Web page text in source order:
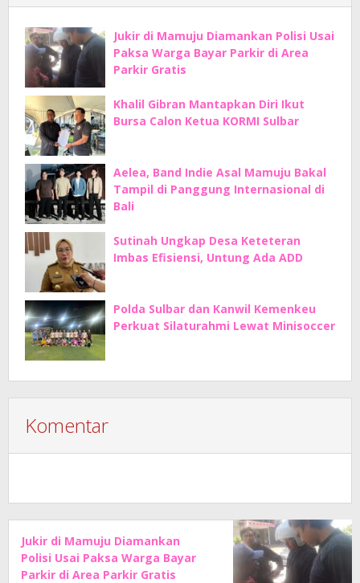
Jukir di Mamuju Diamankan Polisi Usai
Paksa Warga Bayar Parkir di Area
Parkir Gratis
Khalil Gibran Mantapkan Diri Ikut
Bursa Calon Ketua KORMI Sulbar
Aelea, Band Indie Asal Mamuju Bakal
Tampil di Panggung Internasional di
Bali
Sutinah Ungkap Desa Keteteran
Imbas Efisiensi, Untung Ada ADD
Polda Sulbar dan Kanwil Kemenkeu
Perkuat Silaturahmi Lewat Minisoccer
Komentar
Jukir di Mamuju Diamankan
Polisi Usai Paksa Warga Bayar
Parkir di Area Parkir Gratis